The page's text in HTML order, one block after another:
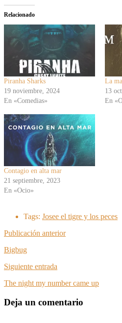
Relacionado
Piranha Sharks
19 noviembre, 2024
En «Comedias»
La
13
En
Contagio en alta mar
21 septiembre, 2023
En «Ocio»
Tags: Josee el tigre y los peces
Publicación anterior
Bigbug
Siguiente entrada
The night my number came up
Deja un comentario